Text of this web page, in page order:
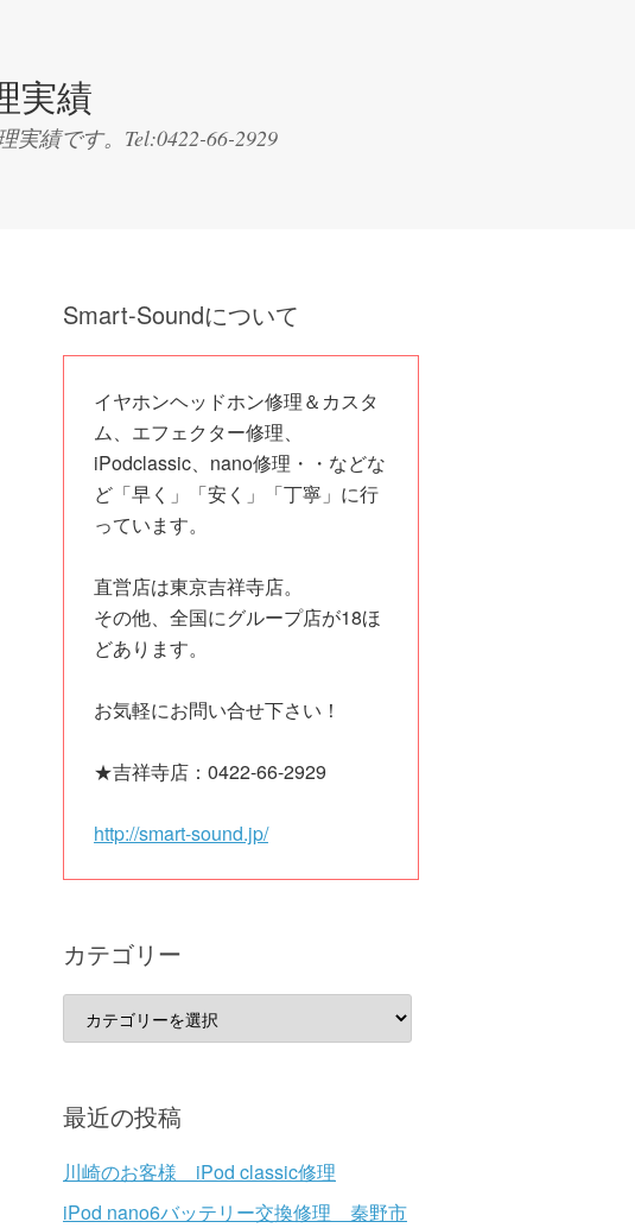
実績
績です。Tel:0422-66-2929
Smart-Soundについて
イヤホンヘッドホン修理＆カスタ
ム、エフェクター修理、
iPodclassic、nano修理・・などな
ど「早く」「安く」「丁寧」に行
っています。
直営店は東京吉祥寺店。
その他、全国にグループ店が18ほ
どあります。
お気軽にお問い合せ下さい！
★吉祥寺店：0422-66-2929
http://smart-sound.jp/
カテゴリー
テ
リ
ー
最近の投稿
川崎のお客様 iPod classic修理
iPod nano6バッテリー交換修理 秦野市